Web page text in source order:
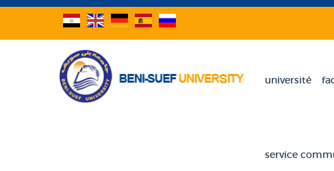
université
service